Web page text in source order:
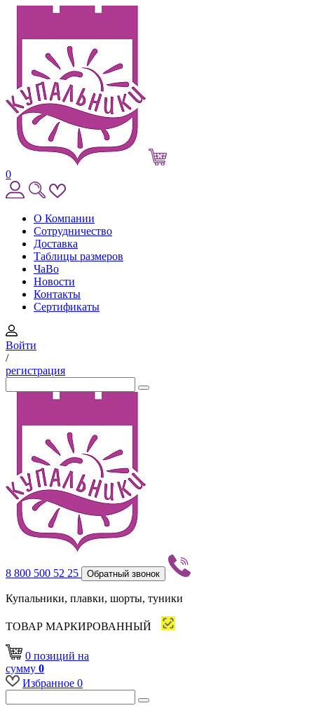
0
О Компании
Сотрудничество
Доставка
Таблицы размеров
ЧаВо
Новости
Контакты
Сертификаты
Войти
/
регистрация
8 800 500 52 25 Обратный звонок
Купальники, плавки, шорты, туники
ТОВАР МАРКИРОВАННЫЙ
0 позиций на
сумму 0
Избранное 0